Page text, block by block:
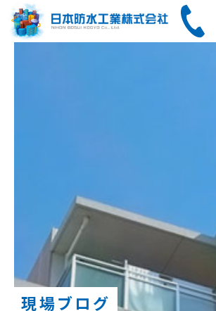
現場ブログ